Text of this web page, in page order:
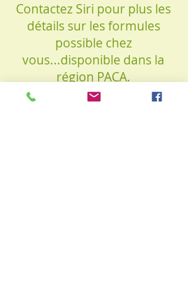
Contactez Siri pour plus les
détails sur les formules
possible chez
vous...disponible dans la
région PACA.